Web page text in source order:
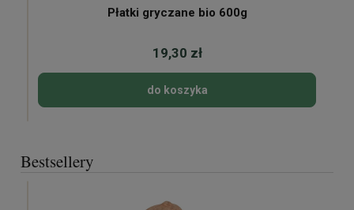
Płatki gryczane bio 600g
19,30 zł
do koszyka
Bestsellery